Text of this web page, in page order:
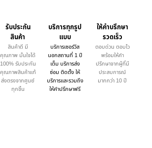
รับประกัน
สินค้า
สินค้าดี มี
คุณภาพ มั่นใจได้
100% รับประกัน
คุณภาพสินค้าแท้
ส่งตรงจากศูนย์
ทุกชิ้น
บริการทุกรูป
แบบ
บริการเซอร์วิส
นอกสถานที่ 1 ปี
เต็ม บริการส่ง
ซ่อม ติดตั้ง ให้
บริการและรวมถึง
ให้คำปรึกษาฟรี
ให้คำบรึกษา
รวดเร็ว
ตอบด่วน ตอบไว
พร้อมให้คำ
ปรึกษาจากผู้ที่มี
ประสบการณ์
มากกว่า 10 ปี